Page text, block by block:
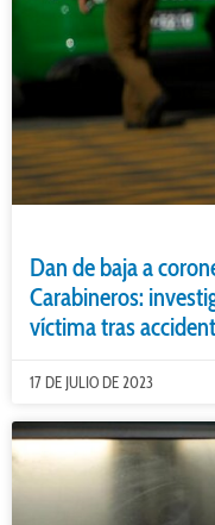
Dan de baja a
Carabineros:
víctima tras
17 DE JULIO DE 2023